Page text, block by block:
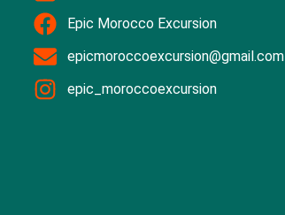
Epic Morocco Excursion
epicmoroccoexcursion@gmail.com
epic_moroccoexcursion